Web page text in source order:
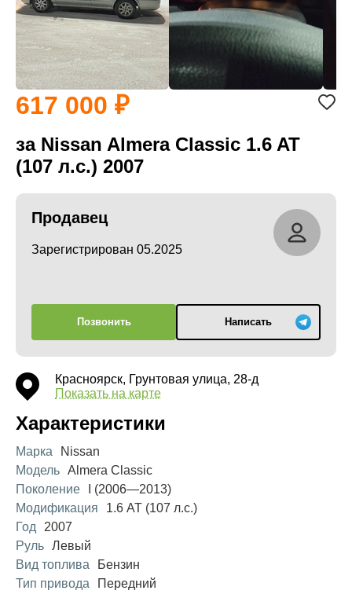
617 000
за Nissan Almera Classic 1.6 AT
(107 л.с.) 2007
Продавец
Зарегистрирован 05.2025
Позвонить Написать
Красноярск, Грунтовая улица, 28-д
Показать на карте
Характеристики
Марка
Nissan
Модель Almera Classic
Поколение
I (2006—2013)
Модификация
1.6 AT (107 л.с.)
Год
2007
Руль Левый
Вид топлива
Бензин
Тип привода
Передний